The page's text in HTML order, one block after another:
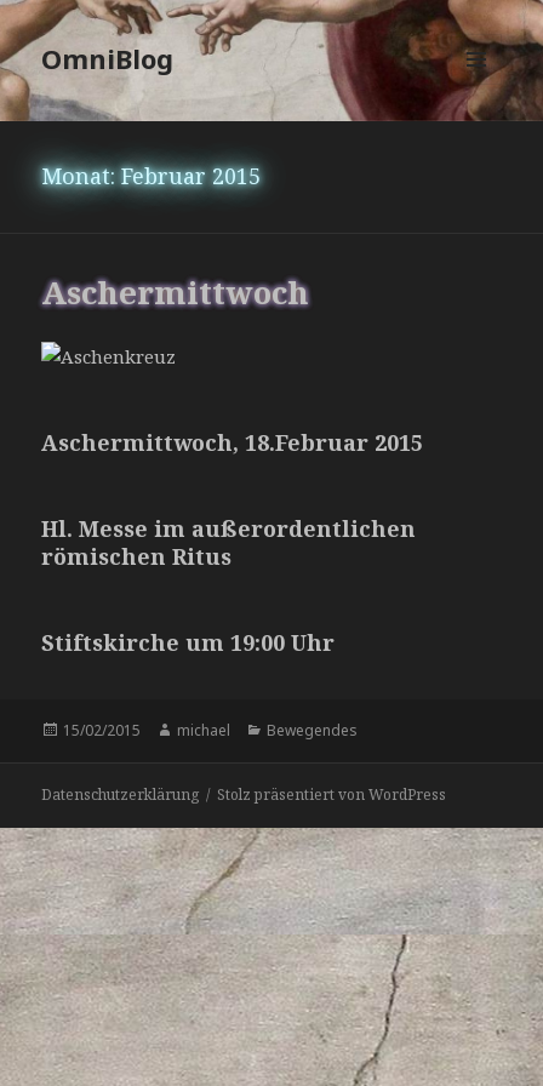
OmniBlog
MENÜ
UND
Monat:Februar 2015
Aschermittwoch
Aschermittwoch, 18.Februar 2015
Hl. Messe im außerordentlichen
römischen Ritus
Stiftskirche um 19:00 Uhr
Veröffentlicht
15/02/2015 Autor
michael Kategorien
Bewegendes
Datenschutzerklärung Stolz präsentiert von WordPress